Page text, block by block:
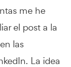
me he
el post a la
las
La idea